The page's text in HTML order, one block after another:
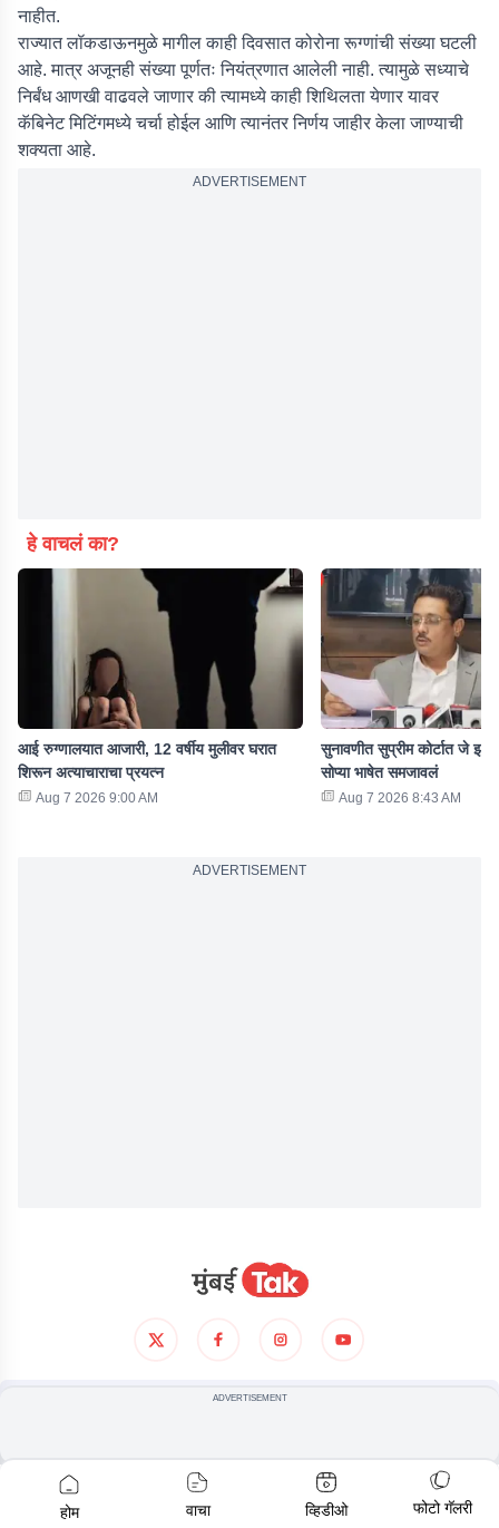
नाहीत.
राज्यात लॉकडाऊनमुळे मागील काही दिवसात कोरोना रूग्णांची संख्या घटली
आहे. मात्र अजूनही संख्या पूर्णतः नियंत्रणात आलेली नाही. त्यामुळे सध्याचे
निर्बंध आणखी वाढवले जाणार की त्यामध्ये काही शिथिलता येणार यावर
कॅबिनेट मिटिंगमध्ये चर्चा होईल आणि त्यानंतर निर्णय जाहीर केला जाण्याची
शक्यता आहे.
ADVERTISEMENT
हे वाचलं का?
आई रुग्णालयात आजारी, 12 वर्षीय मुलीवर घरात
शिरून अत्याचाराचा प्रयत्न
Aug 7 2026 9:00 AM
सुनावणीत सुप्रीम कोर्टात जे
सोप्या भाषेत समजावलं
Aug 7 2026 8:43 AM
ADVERTISEMENT
गोपनीयता धोरण
ADVERTISEMENT
होम वाचा व्हिडीओ फोटो गॅलरी